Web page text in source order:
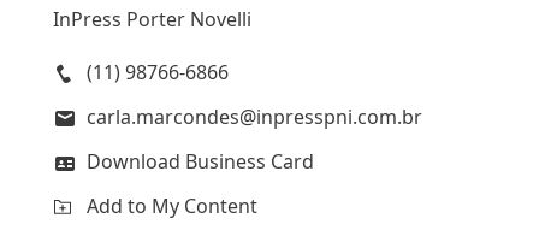
InPress Porter Novelli
(11) 98766-6866
carla.marcondes@inpresspni.com.br
Download Business Card
Add to My Content